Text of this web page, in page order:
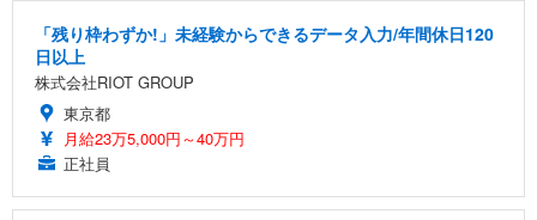
「残り枠わずか!」未経験からできるデータ入力/年間休日120
日以上
株式会社RIOT GROUP
東京都
月給23万5,000円～40万円
正社員